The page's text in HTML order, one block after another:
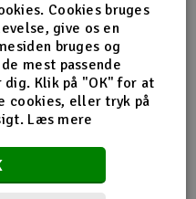
Cookies bruges
give os en
bruges og
mest passende
Klik på "OK" for at
cookies, eller tryk på
Læs mere